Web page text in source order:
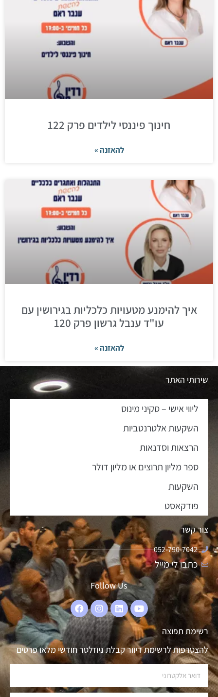
חינוך פיננסי לילדים פרק 122
להאזנה »
איך להימנע מטעויות כלכליות בגירושין עם
עו"ד ענבל גרשון פרק 120
להאזנה »
שירותי האתר
ליווי אישי – סקיני מינוס
השקעות אלטרנטביות
הרצאות וסדנאות
ספר מליון תרוצים או מליון דולר
השקעות
פודקאסט
צור קשר
052-790-7042
כתבו לי מייל
Follow Us
רשימת תפוצה
להצטרפות לרשימת דיוור קבלת ניוזלטר חודשי מלאו פרטים